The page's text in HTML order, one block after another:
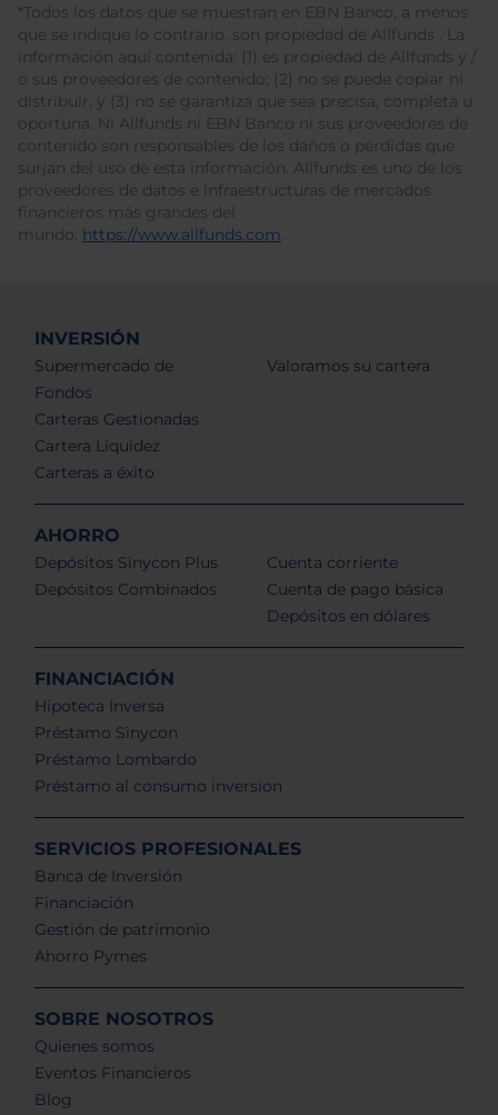
*Todos los datos que se muestran en EBN Banco, a menos
que se indique lo contrario, son propiedad de Allfunds . La
información aquí contenida: (1) es propiedad de Allfunds y /
o sus proveedores de contenido; (2) no se puede copiar ni
distribuir; y (3) no se garantiza que sea precisa, completa u
oportuna. Ni Allfunds ni EBN Banco ni sus proveedores de
contenido son responsables de los daños o pérdidas que
surjan del uso de esta información. Allfunds es uno de los
proveedores de datos e infraestructuras de mercados
financieros más grandes del
mundo. https://www.allfunds.com.
INVERSIÓN
Supermercado de
Fondos
Carteras Gestionadas
Cartera Liquidez
Carteras a éxito
Valoramos su cartera
AHORRO
Depósitos Sinycon Plus
Depósitos Combinados
Cuenta corriente
Cuenta de pago básica
Depósitos en dólares
FINANCIACIÓN
Hipoteca Inversa
Préstamo Sinycon
Préstamo Lombardo
Préstamo al consumo inversion
SERVICIOS PROFESIONALES
Banca de Inversión
Financiación
Gestión de patrimonio
Ahorro Pymes
SOBRE NOSOTROS
Quienes somos
Eventos Financieros
Blog